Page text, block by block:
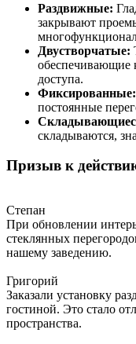
Раздвижные:
закрывают
Двустворчатые:
обеспечивающие
доступа.
Фиксированные:
постоянные
складываются,
Призыв к
Степан
При обновлении
стеклянных
нашему заведению.
Григорий
Заказали установку
гостиной. Это стало
пространства.